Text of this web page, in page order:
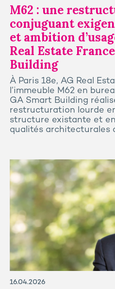
M62 : une
conjuguant
et ambition
Real Estate
Building
À Paris 18e, AG Real
l’immeuble M62 en
GA Smart Building
restructuration lourde
structure existante et
qualités architecturales
16.04.2026